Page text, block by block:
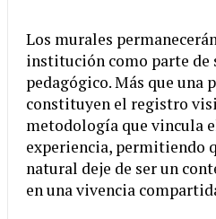
Los murales
institución como parte de
pedagógico. Más que una
constituyen el registro
metodología que vincula
experiencia, permitiendo
natural deje de ser un
en una vivencia